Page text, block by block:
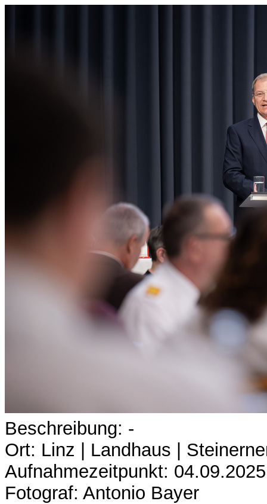
Beschreibung: -
Ort: Linz | Landhaus |
Aufnahmezeitpunkt: 04.09.2025
Fotograf: Antonio Bayer